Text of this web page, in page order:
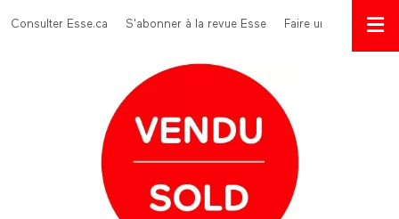
Menu Top
Consulter Esse.ca S'abonner à la revue Esse Faire un don